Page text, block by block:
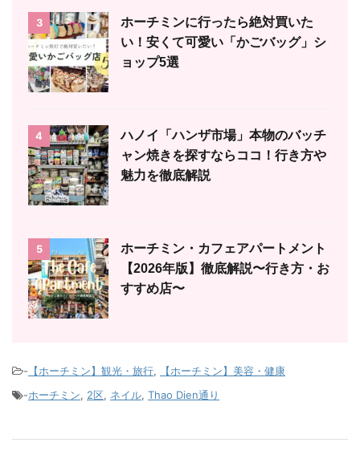
3
ホーチミンに行ったら絶対買いた
い！安くて可愛い「かごバッグ」シ
ョップ5選
4
ハノイ「ハンザ市場」本物のバッチ
ャン焼きを探すならココ！行き方や
魅力を徹底解説
5
ホーチミン・カフェアパートメント
【2026年版】徹底解説〜行き方・お
すすめ店〜
- 【ホーチミン】観光・旅行,
【ホーチミン】美容・健康
-ホーチミン, 2区, ネイル, Thao Dien通り